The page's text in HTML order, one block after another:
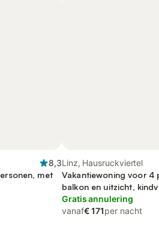
8,3
met
Linz, Hausruckviertel
Vakantiewoning voor 4
balkon en uitzicht,
Gratis annulering
vanaf€ 171per nacht